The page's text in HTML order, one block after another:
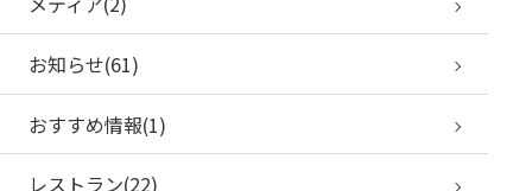
お知らせ(61)
おすすめ情報(1)
レストラン(22)